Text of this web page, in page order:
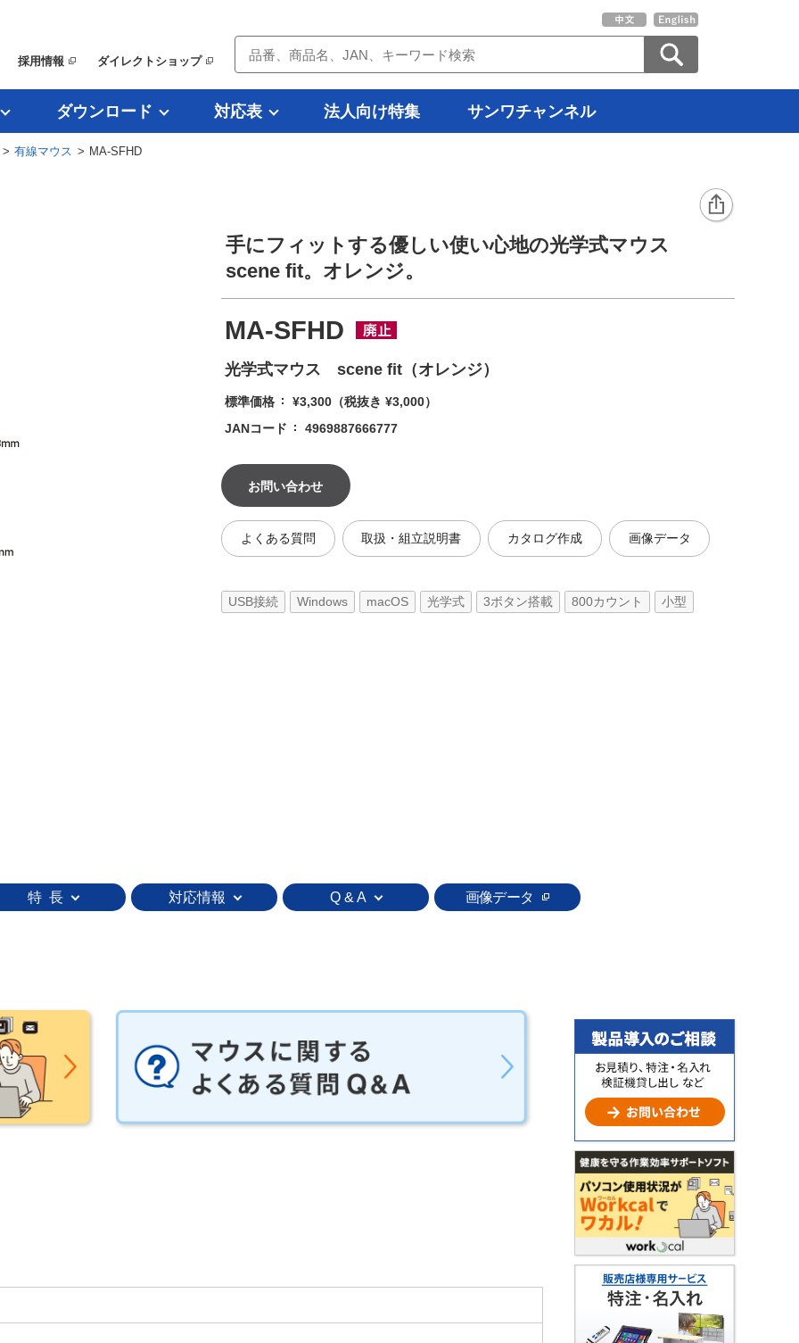
採用情報 ダイレクトショップ
ダウンロード 対応表 法人向け特集 サンワチャンネル
有線マウス > MA-SFHD
手にフィットする優しい使い心地の光学式マウス
scene fit。オレンジ。
MA-SFHD
光学式マウス scene fit（オレンジ）
標準価格 ¥3,300 （税抜き ¥3,000）
JANコード
4969887666777
お問い合わせ
よくある質問 取扱・組立説明書 カタログ作成 画像データ
USB接続 Windows macOS 光学式 3ボタン搭載 800カウント 小型
特 長 対応情報 Q & A 画像データ